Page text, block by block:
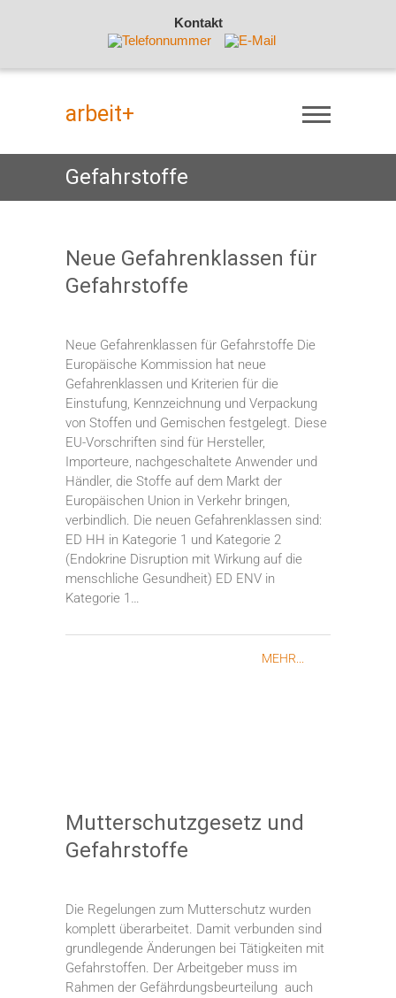
Kontakt
c
arbeit+
Gefahrstoffe
Neue Gefahrenklassen für
Gefahrstoffe
Neue Gefahrenklassen für Gefahrstoffe Die
Europäische Kommission hat neue
Gefahrenklassen und Kriterien für die
Einstufung, Kennzeichnung und Verpackung
von Stoffen und Gemischen festgelegt. Diese
EU-Vorschriften sind für Hersteller,
Importeure, nachgeschaltete Anwender und
Händler, die Stoffe auf dem Markt der
Europäischen Union in Verkehr bringen,
verbindlich. Die neuen Gefahrenklassen sind:
ED HH in Kategorie 1 und Kategorie 2
(Endokrine Disruption mit Wirkung auf die
menschliche Gesundheit) ED ENV in
Kategorie 1…
MEHR...
Mutterschutzgesetz und
Gefahrstoffe
Die Regelungen zum Mutterschutz wurden
komplett überarbeitet. Damit verbunden sind
grundlegende Änderungen bei Tätigkeiten mit
Gefahrstoffen. Der Arbeitgeber muss im
Rahmen der Gefährdungsbeurteilung auch